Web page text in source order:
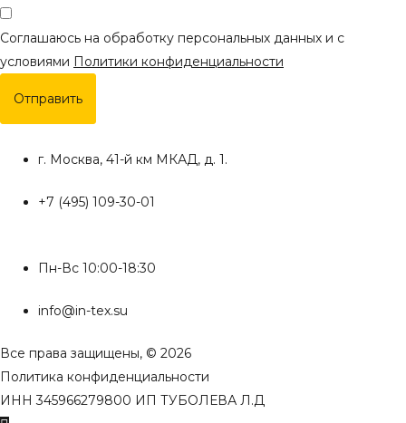
Соглашаюсь на обработку персональных данных и с
условиями Политики конфиденциальности
Отправить
г. Москва, 41-й км МКАД, д. 1.
+7 (495) 109-30-01
Пн-Вс 10:00-18:30
info@in-tex.su
Все права защищены, © 2026
Политика конфиденциальности
ИНН 345966279800 ИП ТУБОЛЕВА Л.Д